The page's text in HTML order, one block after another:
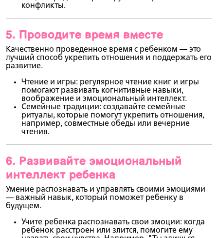
конфликты.
5. Проводите время вместе
Качественно проведенное время с ребенком — это
лучший способ укрепить отношения и поддержать его
развитие.
Чтение и игры: регулярное чтение книг и игры
помогают развивать когнитивные навыки,
воображение и эмоциональный интеллект.
Семейные традиции: создавайте семейные
ритуалы, которые помогут укрепить отношения,
например, совместные обеды или вечерние
чтения.
6. Развивайте эмоциональный
интеллект ребенка
Умение распознавать и управлять своими эмоциями
— важный навык, который поможет ребенку в
будущем.
Учите ребенка распознавать свои эмоции: когда
ребенок расстроен или злится, помогите ему